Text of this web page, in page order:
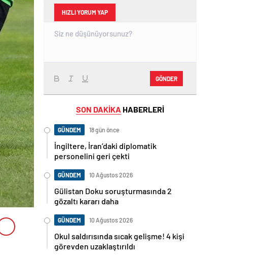
HIZLI YORUM YAP
GÖNDER
SON DAKİKA HABERLERİ
GÜNDEM 18 gün önce
İngiltere, İran’daki diplomatik
personelini geri çekti
GÜNDEM 10 Ağustos 2026
Gülistan Doku soruşturmasında 2
gözaltı kararı daha
GÜNDEM 10 Ağustos 2026
Okul saldırısında sıcak gelişme! 4 kişi
görevden uzaklaştırıldı